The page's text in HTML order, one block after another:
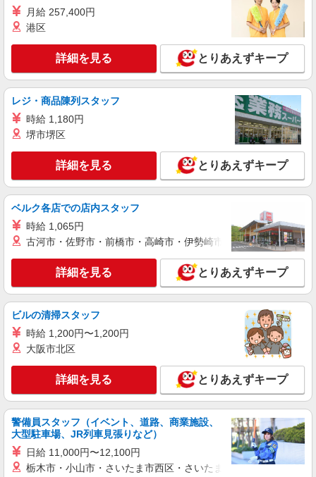
【正社員】月給320,000〜500,000円 ・基本
給：280,000円〜420,000円 ・調整手当：10,000
円〜30,000円 ・職務手当：10,000円〜30,000円 ・
固定残業手当：20,000円（10時間） ※固定残業時
間を超過する場合には超過勤務手当として別途支
給 ・夜勤手当：10,000円/1回（上記給与とは別に
支給）
西浦和
キープ 詳細を見る
派遣社員
株式会社トラストグロース 新宿本社 第3営業部
時給：准看2200円 /看護師2300円 ※資格・経
験により異なる
埼玉県さいたま市桜区
詳細を見る
派遣社員
株式会社kotrio /●SI-H-2093738
善は急げ≫≫≫履歴書不要＆面接なし！駅チカ
病院で看護助手急募
時給1600円〜2250円 ＜日払い有/週払い有/交
さいたま市桜区 交通費全額支給♪
キープ 詳細を見る
派遣社員
株式会社kotrio /●SI-H-2076296
≪西浦和駅≫16時帰宅もOK♪病院で補助だけ
のまったり作業
時給1600円〜2250円 ＜日払い有/週払い有/交
月給 257,400円
港区
詳細を見る とりあえずキープ
レジ・商品陳列スタッフ
時給 1,180円
堺市堺区
詳細を見る とりあえずキープ
ベルク各店での店内スタッフ
時給 1,065円
古河市・佐野市・前橋市・高崎市・伊勢崎市・太田市・館林市
詳細を見る とりあえずキープ
ビルの清掃スタッフ
時給 1,200円〜1,200円
大阪市北区
詳細を見る とりあえずキープ
警備員スタッフ（イベント、道路、商業施設、
大型駐車場、JR列車見張りなど）
日給 11,000円〜12,100円
栃木市・小山市・さいたま市西区・さいたま市岩槻区・久喜市・